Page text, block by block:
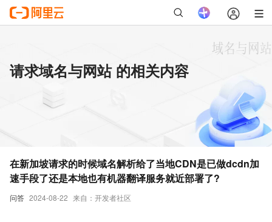
请求域名与网站 的相关内容
问答 2024-08-22 来自：开发者社区
在新加坡请求的时候域名解析给了当地CDN是已做dcdn加
速手段了还是本地也有机器翻译服务就近部署了?